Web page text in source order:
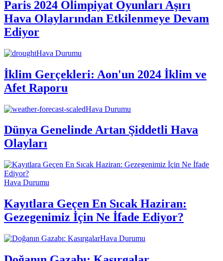
Paris 2024 Olimpiyat Oyunları Aşırı
Hava Olaylarından Etkilenmeye Devam
Ediyor
Hava Durumu
İklim Gerçekleri: Aon'un 2024 İklim ve
Afet Raporu
Hava Durumu
Dünya Genelinde Artan Şiddetli Hava
Olayları
Hava Durumu
Kayıtlara Geçen En Sıcak Haziran:
Gezegenimiz İçin Ne İfade Ediyor?
Hava Durumu